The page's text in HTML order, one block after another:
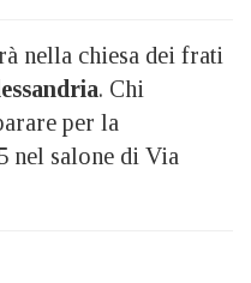
nella chiesa dei frati
. Chi
per la
nel salone di Via